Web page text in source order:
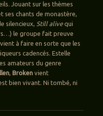
Jouant sur les thèmes
ses chants de monastère,
silencieux, Still alivequi
le groupe fait preuve
à faire en sorte que les
cadencés. Estelle
amateurs du genre
, Brokenvient
bien vivant. Ni tombé, ni